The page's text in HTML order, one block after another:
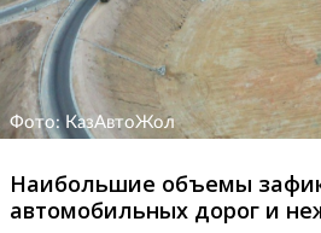
Фото: КазАвтоЖол
Наибольшие объемы
автомобильных дорог и